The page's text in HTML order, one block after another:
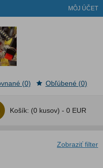
MÔJ ÚČET
Košík: (0 kusov) - 0 EUR
(0) Obľúbené (0)
Zobraziť filter